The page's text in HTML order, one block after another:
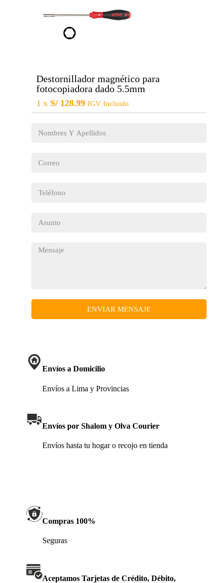
Destornillador magnético para
fotocopiadora dado 5.5mm
1 x S/ 128.99 IGV Incluido
ENVIAR MENSAJE
Envíos a Domicilio
Envíos a Lima y Provincias
Envíos por Shalom y Olva Courier
Envíos hasta tu hogar o recojo en tienda
Compras 100%
Seguras
Aceptamos Tarjetas de Crédito, Débito,